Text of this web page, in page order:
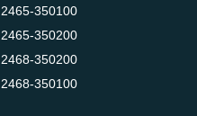
2465-350100
2465-350200
2468-350200
2468-350100